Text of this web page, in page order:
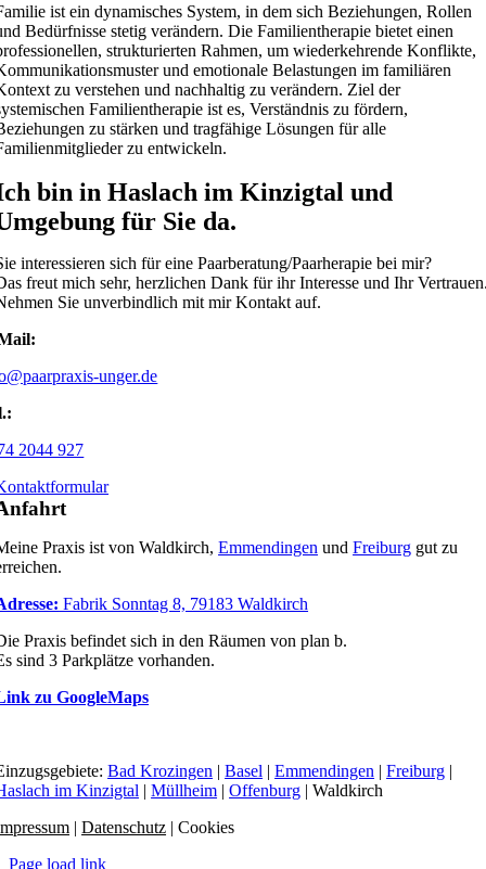
ist ein dynamisches System, in dem sich Beziehungen, Rollen
Bedürfnisse stetig verändern. Die Familientherapie bietet einen
strukturierten Rahmen, um wiederkehrende Konflikte,
und emotionale Belastungen im familiären
zu verstehen und nachhaltig zu verändern. Ziel der
Familientherapie ist es, Verständnis zu fördern,
zu stärken und tragfähige Lösungen für alle
zu entwickeln.
bin in Haslach im Kinzigtal und
für Sie da.
interessieren sich für eine Paarberatung/Paarherapie bei mir?
freut mich sehr, herzlichen Dank für ihr Interesse und Ihr
Sie unverbindlich mit mir Kontakt auf.
unger.de
2044 927
Praxis ist von Waldkirch,Emmendingen undFreiburg gut zu
Fabrik Sonntag 8, 79183 Waldkirch
Praxis befindet sich in den Räumen von plan b.
sind 3 Parkplätze vorhanden.
zu GoogleMaps
Bad Krozingen |Basel |Emmendingen |Freiburg |
im Kinzigtal |Müllheim |Offenburg | Waldkirch
|Datenschutz |Cookies
Page load link